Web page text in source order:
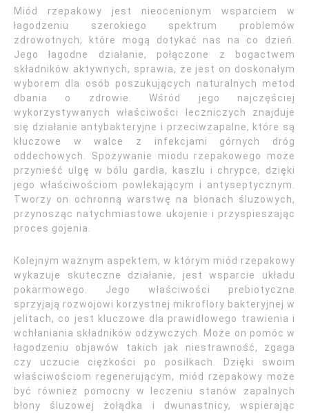
Miód rzepakowy jest nieocenionym wsparciem w
łagodzeniu szerokiego spektrum problemów
zdrowotnych, które mogą dotykać nas na co dzień.
Jego łagodne działanie, połączone z bogactwem
składników aktywnych, sprawia, że jest on doskonałym
wyborem dla osób poszukujących naturalnych metod
dbania o zdrowie. Wśród jego najczęściej
wykorzystywanych właściwości leczniczych znajduje
się działanie antybakteryjne i przeciwzapalne, które są
kluczowe w walce z infekcjami górnych dróg
oddechowych. Spożywanie miodu rzepakowego może
przynieść ulgę w bólu gardła, kaszlu i chrypce, dzięki
jego właściwościom powlekającym i antyseptycznym.
Tworzy on ochronną warstwę na błonach śluzowych,
przynosząc natychmiastowe ukojenie i przyspieszając
proces gojenia.
Kolejnym ważnym aspektem, w którym miód rzepakowy
wykazuje skuteczne działanie, jest wsparcie układu
pokarmowego. Jego właściwości prebiotyczne
sprzyjają rozwojowi korzystnej mikroflory bakteryjnej w
jelitach, co jest kluczowe dla prawidłowego trawienia i
wchłaniania składników odżywczych. Może on pomóc w
łagodzeniu objawów takich jak niestrawność, zgaga
czy uczucie ciężkości po posiłkach. Dzięki swoim
właściwościom regenerującym, miód rzepakowy może
być również pomocny w leczeniu stanów zapalnych
błony śluzowej żołądka i dwunastnicy, wspierając